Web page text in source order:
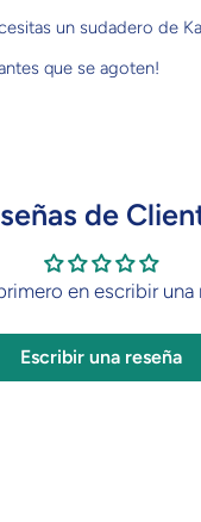
un sudadero de
que se agoten!
de
en escribir una
Escribir una reseña